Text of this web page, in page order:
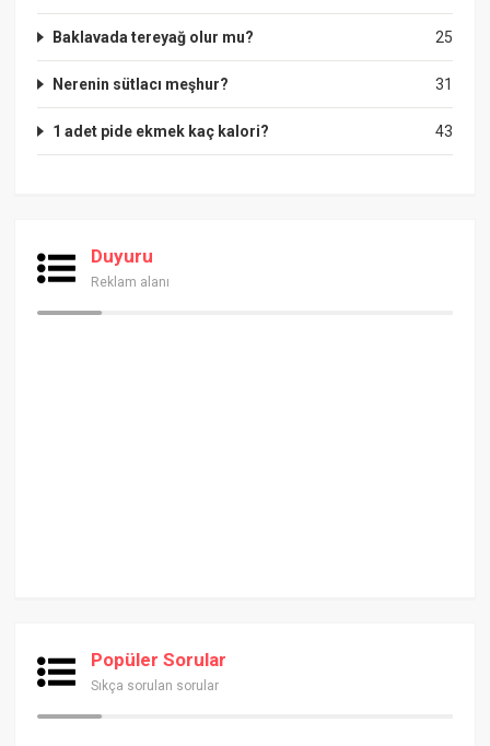
25
Baklavada tereyağ olur mu?
31
Nerenin sütlacı meşhur?
43
1 adet pide ekmek kaç kalori?
Duyuru
Reklam alanı
Popüler Sorular
Sıkça sorulan sorular